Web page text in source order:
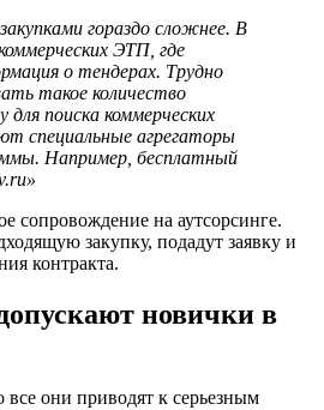
гораздо сложнее. В
ЭТП, где
о тендерах. Трудно
такое количество
поиска коммерческих
специальные агрегаторы
Например, бесплатный
сопровождение на аутсорсинге.
закупку, подадут заявку и
контракта.
новички в
они приводят к серьезным